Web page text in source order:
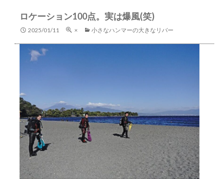
ロケーション100点。実は爆風(笑)
2025/01/11 × 小さなハンマーの大きなリバー